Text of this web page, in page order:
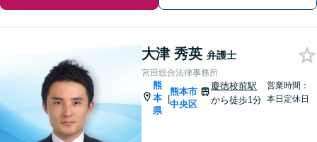
大津 秀英 弁護士
宮田総合法律事務所
熊
本
県
|
熊本市
中央区
慶徳校前駅
から徒歩1分
営業時間：
本日定休日